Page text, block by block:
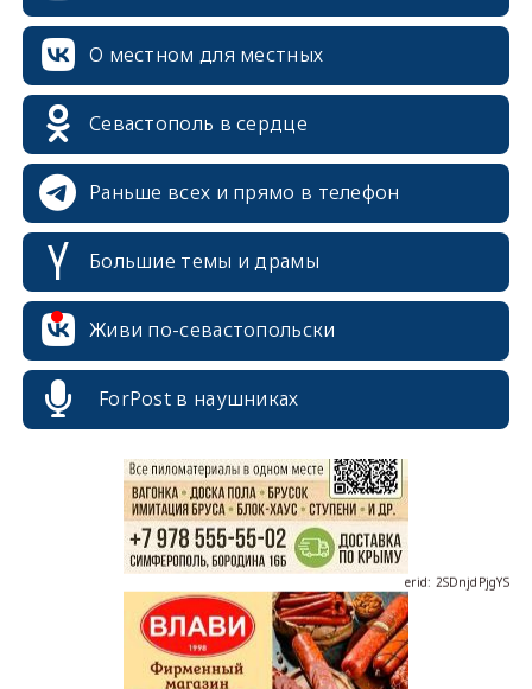
О местном для местных
Севастополь в сердце
Раньше всех и прямо в телефон
Большие темы и драмы
Живи по-севастопольски
ForPost в наушниках
erid: 2SDnjdPjgYS
erid: 2SDnjdvhGXG